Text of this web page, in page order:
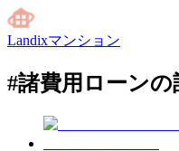
Landixマンション
#諸費用ローンの